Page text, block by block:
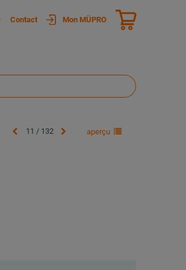
Contact Mon MÜPRO
11 / 132 aperçu